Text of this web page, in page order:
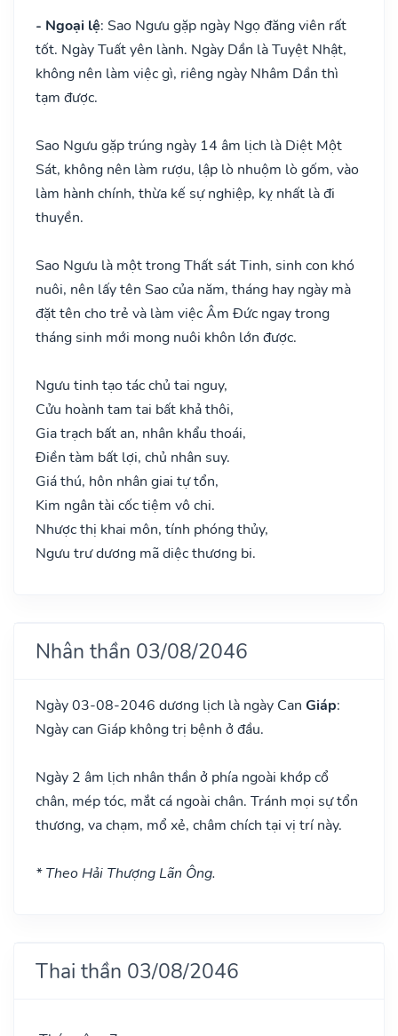
- Ngoại lệ: Sao Ngưu gặp ngày Ngọ đăng viên rất
tốt. Ngày Tuất yên lành. Ngày Dần là Tuyệt Nhật,
không nên làm việc gì, riêng ngày Nhâm Dần thì
tạm được.
Sao Ngưu gặp trúng ngày 14 âm lịch là Diệt Một
Sát, không nên làm rượu, lập lò nhuộm lò gốm, vào
làm hành chính, thừa kế sự nghiệp, kỵ nhất là đi
thuyền.
Sao Ngưu là một trong Thất sát Tinh, sinh con khó
nuôi, nên lấy tên Sao của năm, tháng hay ngày mà
đặt tên cho trẻ và làm việc Âm Đức ngay trong
tháng sinh mới mong nuôi khôn lớn được.
Ngưu tinh tạo tác chủ tai nguy,
Cửu hoành tam tai bất khả thôi,
Gia trạch bất an, nhân khẩu thoái,
Điền tàm bất lợi, chủ nhân suy.
Giá thú, hôn nhân giai tự tổn,
Kim ngân tài cốc tiệm vô chi.
Nhược thị khai môn, tính phóng thủy,
Ngưu trư dương mã diệc thương bi.
Nhân thần 03/08/2046
Ngày 03-08-2046 dương lịch là ngày Can Giáp:
Ngày can Giáp không trị bệnh ở đầu.
Ngày 2 âm lịch nhân thần ở phía ngoài khớp cổ
chân, mép tóc, mắt cá ngoài chân. Tránh mọi sự tổn
thương, va chạm, mổ xẻ, châm chích tại vị trí này.
* Theo Hải Thượng Lãn Ông.
Thai thần 03/08/2046